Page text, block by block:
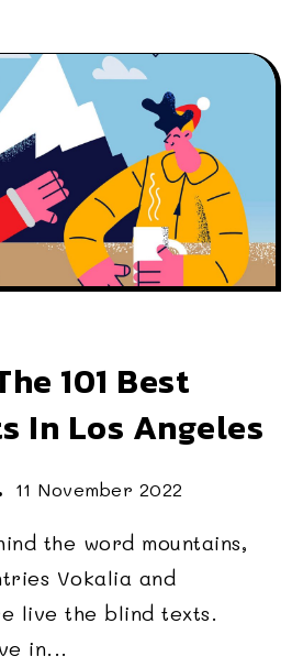
101 Best
In Los Angeles
11 November 2022
the word mountains,
Vokalia and
live the blind texts.
in...